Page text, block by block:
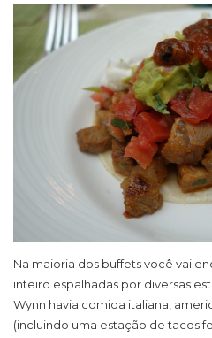
Na maioria dos buffets você vai
inteiro espalhadas por diversas
Wynn havia comida italiana,
(incluindo uma estação de tacos